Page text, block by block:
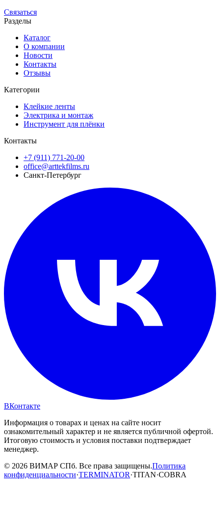
Связаться
Разделы
Каталог
О компании
Новости
Контакты
Отзывы
Категории
Клейкие ленты
Электрика и монтаж
Инструмент для плёнки
Контакты
+7 (911) 771-20-00
office@arttekfilms.ru
Санкт-Петербург
ВКонтакте
Информация о товарах и ценах на сайте носит
ознакомительный характер и не является публичной офертой.
Итоговую стоимость и условия поставки подтверждает
менеджер.
© 2026 ВИМАР СПб. Все права защищены.Политика
конфиденциальности·TERMINATOR·TITAN·COBRA